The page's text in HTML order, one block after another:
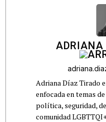
Adriana Díaz Tirado
enfocada en temas
política, seguridad,
comunidad